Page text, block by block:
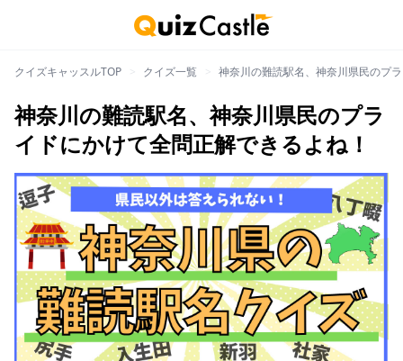
クイズキャッスルTOP クイズ一覧 神奈川の難読駅名、神奈川県民のプ
神奈川の難読駅名、神奈川県民のプラ
イドにかけて全問正解できるよね！